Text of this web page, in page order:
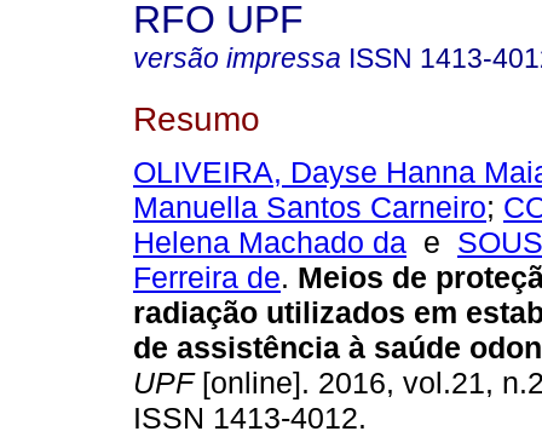
RFO UPF
versão impressa ISSN 1413-
Resumo
OLIVEIRA, Dayse Hanna
Manuella Santos Carneiro;
Helena Machado da e
Ferreira de. Meios de
radiação utilizados em
de assistência à saúde
UPF[online]. 2016, vol.21,
ISSN 1413-4012.